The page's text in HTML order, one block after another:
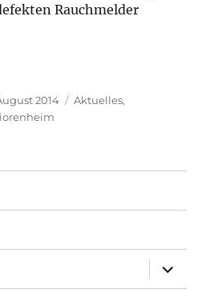
Rauchmelder
2014 Kategorien
Aktuelles,
öffnen